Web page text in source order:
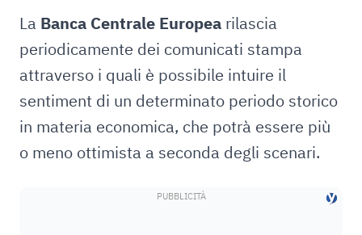
La Banca Centrale Europea rilascia
periodicamente dei comunicati stampa
attraverso i quali è possibile intuire il
sentiment di un determinato periodo storico
in materia economica, che potrà essere più
o meno ottimista a seconda degli scenari.